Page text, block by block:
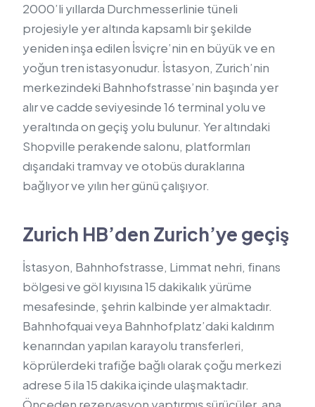
2000’li yıllarda Durchmesserlinie tüneli
projesiyle yer altında kapsamlı bir şekilde
yeniden inşa edilen İsviçre’nin en büyük ve en
yoğun tren istasyonudur. İstasyon, Zurich’nin
merkezindeki Bahnhofstrasse’nin başında yer
alır ve cadde seviyesinde 16 terminal yolu ve
yeraltında on geçiş yolu bulunur. Yer altındaki
Shopville perakende salonu, platformları
dışarıdaki tramvay ve otobüs duraklarına
bağlıyor ve yılın her günü çalışıyor.
Zurich HB’den Zurich’ye geçiş
İstasyon, Bahnhofstrasse, Limmat nehri, finans
bölgesi ve göl kıyısına 15 dakikalık yürüme
mesafesinde, şehrin kalbinde yer almaktadır.
Bahnhofquai veya Bahnhofplatz’daki kaldırım
kenarından yapılan karayolu transferleri,
köprülerdeki trafiğe bağlı olarak çoğu merkezi
adrese 5 ila 15 dakika içinde ulaşmaktadır.